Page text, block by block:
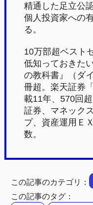
精通した足立公
個人投資家への
る。
10万部超ベスト
低知っておきた
の教科書』（ダ
冊超。楽天証券
載11年、570回
証券、マネック
プ、資産運用Ｅ
数。
この記事のカテゴリ：
この記事のタグ：